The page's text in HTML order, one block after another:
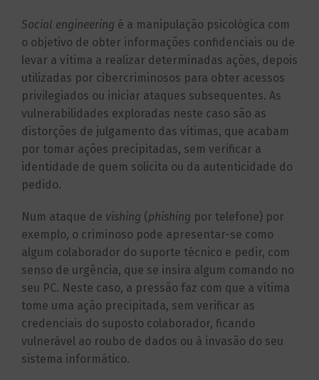
Social engineering é a manipulação psicológica com
o objetivo de obter informações confidenciais ou de
levar a vítima a realizar determinadas ações, depois
utilizadas por cibercriminosos para obter acessos
privilegiados ou iniciar ataques subsequentes. As
vulnerabilidades exploradas neste caso são as
distorções de julgamento das vítimas, que acabam
por tomar ações precipitadas, sem verificar a
identidade de quem solicita ou da autenticidade do
pedido.
Num ataque de vishing (phishing por telefone) por
exemplo, o criminoso pode apresentar-se como
algum colaborador do suporte técnico e pedir, com
senso de urgência, que se insira algum comando no
seu PC. Neste caso, a pressão faz com que a vítima
tome uma ação precipitada, sem verificar as
credenciais do suposto colaborador, ficando
vulnerável ao roubo de dados ou à invasão do seu
sistema informático.